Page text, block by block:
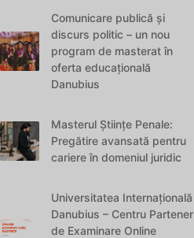
Comunicare publică și
discurs politic – un nou
program de masterat în
oferta educațională
Danubius
Masterul Științe Penale:
Pregătire avansată pentru
cariere în domeniul juridic
Universitatea Internațională
Danubius – Centru Partener
de Examinare Online